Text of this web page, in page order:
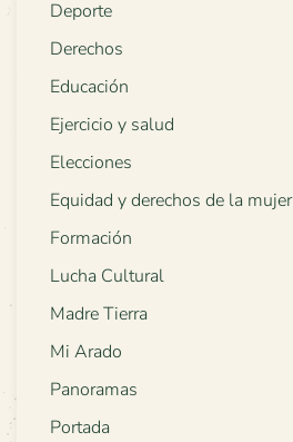
Deporte
Derechos
Educación
Ejercicio y salud
Elecciones
Equidad y derechos de la mujer
Formación
Lucha Cultural
Madre Tierra
Mi Arado
Panoramas
Portada